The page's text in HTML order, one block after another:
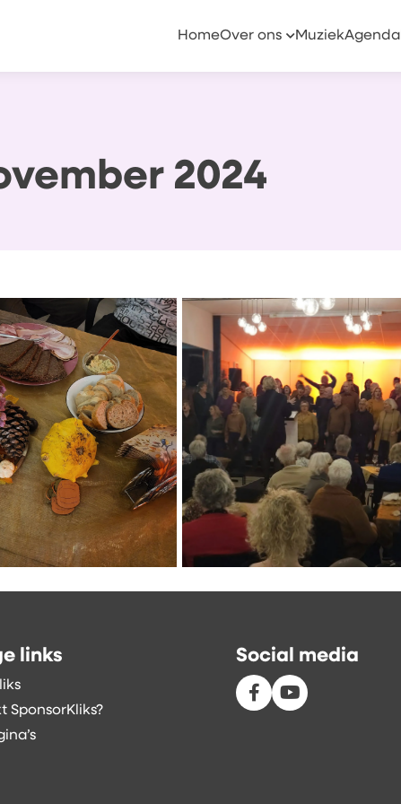
HomeOver ons MuziekAgenda
2024
links
SponsorKliks?
Social media